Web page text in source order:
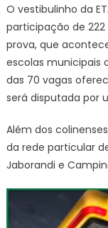
O vestibulinho da
participação de
prova, que
escolas municipais
das 70 vagas
será disputada por
Além dos
da rede particular
Jaborandi e